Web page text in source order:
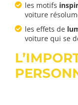
les motifs
voiture
les effets de
voiture qui se